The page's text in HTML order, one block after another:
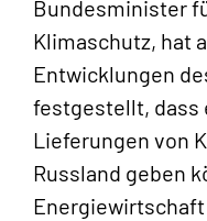
Bundesminister
Klimaschutz, hat
Entwicklungen
festgestellt, dass
Lieferungen von
Russland geben